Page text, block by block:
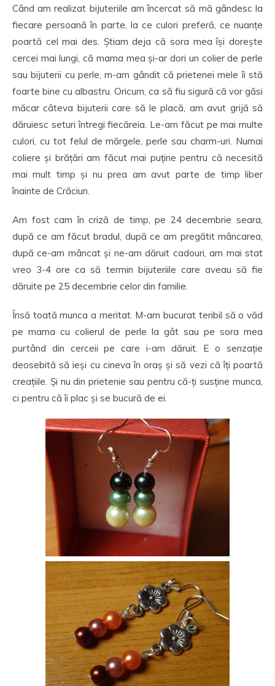
Când am realizat bijuteriile am încercat să mă gândesc la
fiecare persoană în parte, la ce culori preferă, ce nuanțe
poartă cel mai des. Știam deja că sora mea își dorește
cercei mai lungi, că mama mea și-ar dori un colier de perle
sau bijuterii cu perle, m-am gândit că prietenei mele îi stă
foarte bine cu albastru. Oricum, ca să fiu sigură că vor găsi
măcar câteva bijuterii care să le placă, am avut grijă să
dăruiesc seturi întregi fiecăreia. Le-am făcut pe mai multe
culori, cu tot felul de mărgele, perle sau charm-uri. Numai
coliere și brățări am făcut mai puține pentru că necesită
mai mult timp și nu prea am avut parte de timp liber
înainte de Crăciun.
Am fost cam în criză de timp, pe 24 decembrie seara,
după ce am făcut bradul, după ce am pregătit mâncarea,
după ce-am mâncat și ne-am dăruit cadouri, am mai stat
vreo 3-4 ore ca să termin bijuteriile care aveau să fie
dăruite pe 25 decembrie celor din familie.
Însă toată munca a meritat. M-am bucurat teribil să o văd
pe mama cu colierul de perle la gât sau pe sora mea
purtând din cerceii pe care i-am dăruit. E o senzație
deosebită să ieși cu cineva în oraș și să vezi că îți poartă
creațiile. Și nu din prietenie sau pentru că-ți susține munca,
ci pentru că îi plac și se bucură de ei.